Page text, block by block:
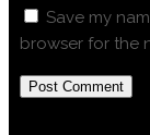
Save my
browser for the